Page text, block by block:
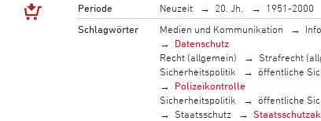
Periode
Neuzeit 20. Jh. 1951-2000
Schlagwörter
Medien und Kommunikation
Datenschutz
Recht (allgemein)
Strafrecht
Sicherheitspolitik
öffentliche
Polizeikontrolle
Sicherheitspolitik
öffentliche
Staatsschutz